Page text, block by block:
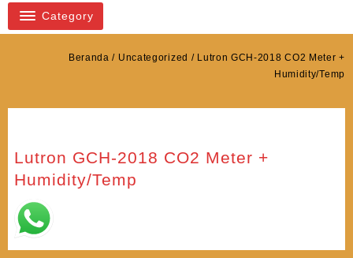
Category
Beranda / Uncategorized / Lutron GCH-2018 CO2 Meter +
Humidity/Temp
Lutron GCH-2018 CO2 Meter +
Humidity/Temp